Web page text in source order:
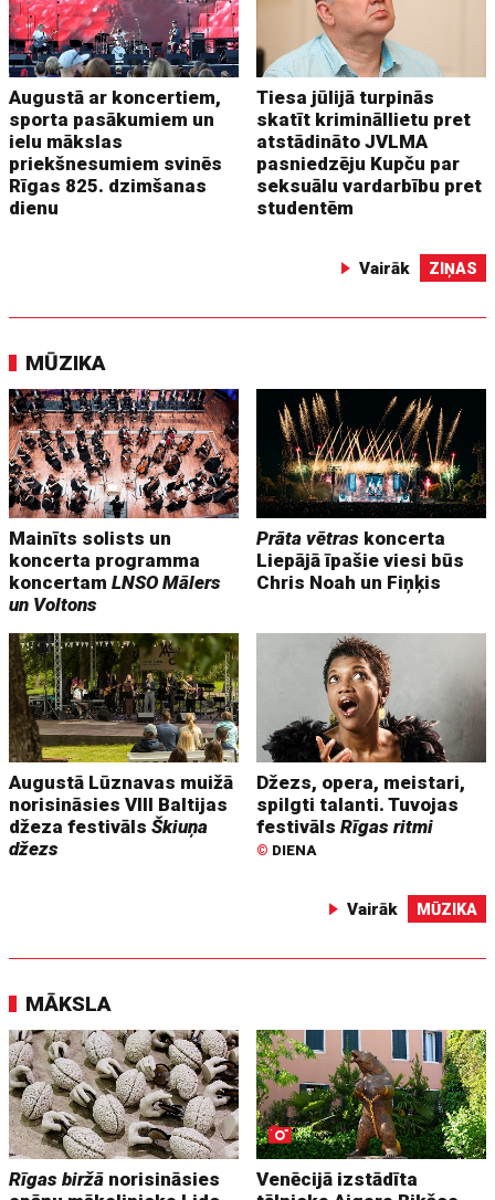
Augustā ar koncertiem,
sporta pasākumiem un
ielu mākslas
priekšnesumiem svinēs
Rīgas 825. dzimšanas
dienu
Tiesa jūlijā turpinās
skatīt krimināllietu pret
atstādināto JVLMA
pasniedzēju Kupču par
seksuālu vardarbību pret
studentēm
Vairāk ZIŅAS
MŪZIKA
Mainīts solists un
koncerta programma
koncertamLNSO Mālers
un Voltons
Prāta vētras koncerta
Liepājā īpašie viesi būs
Chris Noah un Fiņķis
Augustā Lūznavas muižā
norisināsies VIII Baltijas
džeza festivālsŠkiuņa
džezs
Džezs, opera, meistari,
spilgti talanti. Tuvojas
festivālsRīgas ritmi
© DIENA
Vairāk MŪZIKA
MĀKSLA
Rīgas biržā norisināsies
Venēcijā izstādīta